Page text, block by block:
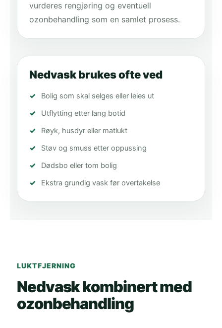
vurderes rengjøring og eventuell
ozonbehandling som en samlet prosess.
Nedvask brukes ofte ved
Bolig som skal selges eller leies ut
Utflytting etter lang botid
Røyk, husdyr eller matlukt
Støv og smuss etter oppussing
Dødsbo eller tom bolig
Ekstra grundig vask før overtakelse
LUKTFJERNING
Nedvask kombinert med
ozonbehandling